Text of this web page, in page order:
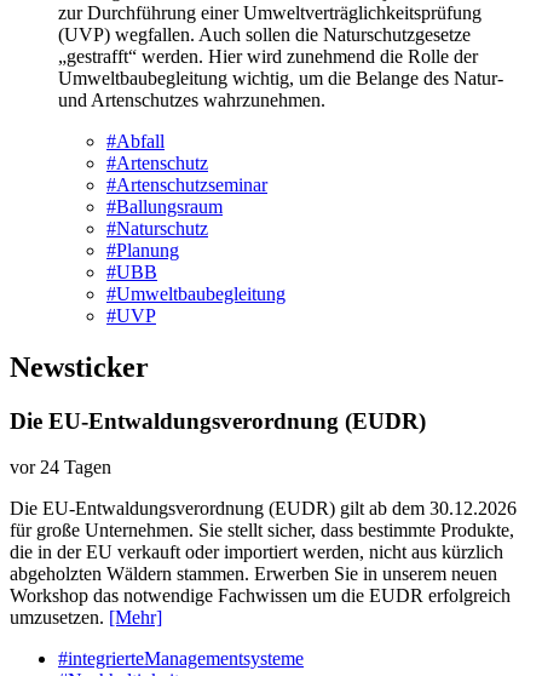
zur Durchführung einer Umweltverträglichkeitsprüfung
(UVP) wegfallen. Auch sollen die Naturschutzgesetze
„gestrafft“ werden. Hier wird zunehmend die Rolle der
Umweltbaubegleitung wichtig, um die Belange des Natur-
und Artenschutzes wahrzunehmen.
#Abfall
#Artenschutz
#Artenschutzseminar
#Ballungsraum
#Naturschutz
#Planung
#UBB
#Umweltbaubegleitung
#UVP
Newsticker
Die EU-Entwaldungsverordnung (EUDR)
vor 24 Tagen
Die EU-Entwaldungsverordnung (EUDR) gilt ab dem 30.12.2026
für große Unternehmen. Sie stellt sicher, dass bestimmte Produkte,
die in der EU verkauft oder importiert werden, nicht aus kürzlich
abgeholzten Wäldern stammen. Erwerben Sie in unserem neuen
Workshop das notwendige Fachwissen um die EUDR erfolgreich
umzusetzen. [Mehr]
#integrierteManagementsysteme